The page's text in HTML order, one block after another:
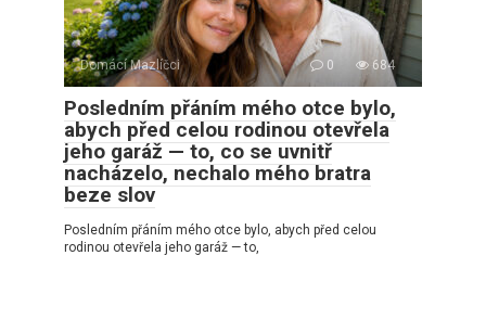
Domácí Mazlíčci 0 684
Posledním přáním mého otce bylo,
abych před celou rodinou otevřela
jeho garáž — to, co se uvnitř
nacházelo, nechalo mého bratra
beze slov
Posledním přáním mého otce bylo, abych před celou
rodinou otevřela jeho garáž — to,